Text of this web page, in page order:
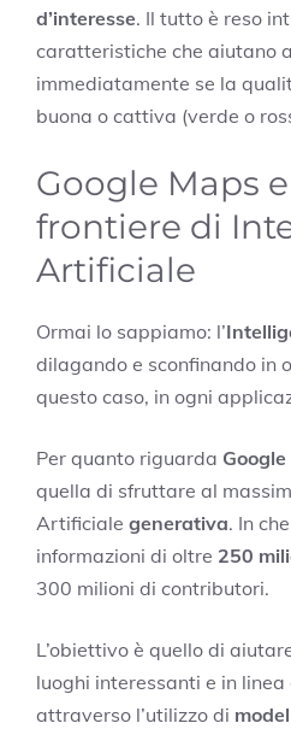
d’interesse. Il tutto è reso
caratteristiche che aiutano
immediatamente se la
buona o cattiva (verde o
Google Maps
frontiere di
Artificiale
Ormai lo sappiamo: l’
dilagando e sconfinando in
questo caso, in ogni
Per quanto riguarda
quella di sfruttare al
Artificiale generativa. In
informazioni di oltre 250
300 milioni di contributori.
L’obiettivo è quello di
luoghi interessanti e in
attraverso l’utilizzo di